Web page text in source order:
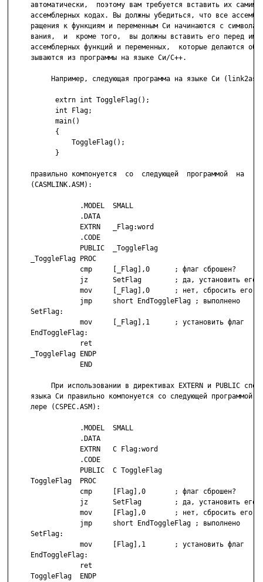
автоматически,  поэтому вам требуется вставить их самим
ассемблерных кодах. Вы должны убедиться, что все
ращения к функциям и переменным Си начинаются с символа
вания,  и  кроме того,  вы должны вставить его перед
ассемблерных функций и переменных,  которые делаются
     зываются из программы на языке Си/С++.
Например, следующая программа на языке Си
           extrn int ToggleFlag();
           int Flag;
           main()
           {
               ToggleFlag();
           }
правильно компонуется  со  следующей  программой  на
     (CASMLINK.ASM):
                 .MODEL  SMALL
                 .DATA
                 EXTRN   _Flag:word
                 .CODE
                 PUBLIC  _ToggleFlag
     _ToggleFlag PROC
                 cmp     [_Flag],0      ; флаг сброшен?
                 jz      SetFlag        ; да, установить его
                 mov     [_Flag],0      ; нет, сбросить его
                 jmp     short EndToggleFlag ; выполнено
     SetFlag:
                 mov     [_Flag],1      ; установить флаг
     EndToggleFlag:
                 ret
     _ToggleFlag ENDP
                 END
При использовании в директивах EXTERN и PUBLIC
языка Си правильно компонуется со следующей программой
     лере (CSPEC.ASM):
                 .MODEL  SMALL
                 .DATA
                 EXTRN   C Flag:word
                 .CODE
                 PUBLIC  C ToggleFlag
     ToggleFlag  PROC
                 cmp     [Flag],0       ; флаг сброшен?
                 jz      SetFlag        ; да, установить его
                 mov     [Flag],0       ; нет, сбросить его
                 jmp     short EndToggleFlag ; выполнено
     SetFlag:
                 mov     [Flag],1       ; установить флаг
     EndToggleFlag:
                 ret
     ToggleFlag  ENDP